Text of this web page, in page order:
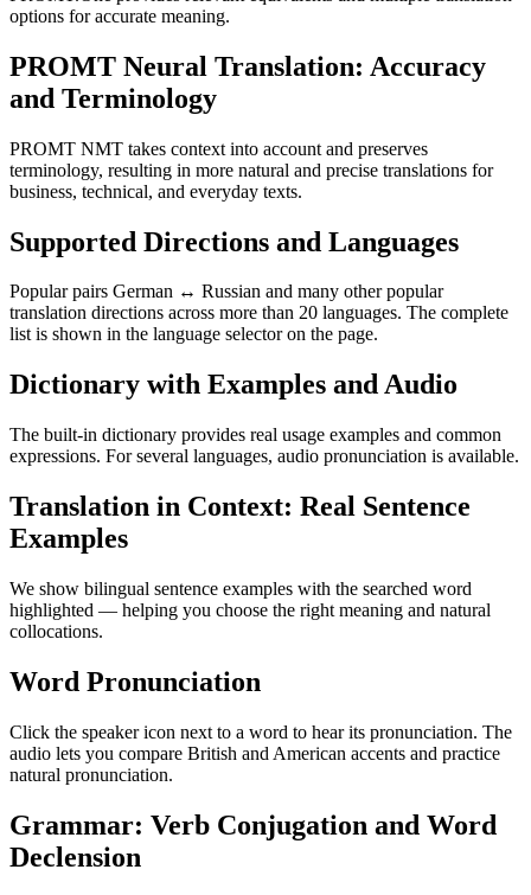
options for accurate meaning.
PROMT Neural Translation: Accuracy
and Terminology
PROMT NMT takes context into account and preserves
terminology, resulting in more natural and precise translations for
business, technical, and everyday texts.
Supported Directions and Languages
Popular pairs German ↔ Russian and many other popular
translation directions across more than 20 languages. The complete
list is shown in the language selector on the page.
Dictionary with Examples and Audio
The built-in dictionary provides real usage examples and common
expressions. For several languages, audio pronunciation is available.
Translation in Context: Real Sentence
Examples
We show bilingual sentence examples with the searched word
highlighted — helping you choose the right meaning and natural
collocations.
Word Pronunciation
Click the speaker icon next to a word to hear its pronunciation. The
audio lets you compare British and American accents and practice
natural pronunciation.
Grammar: Verb Conjugation and Word
Declension